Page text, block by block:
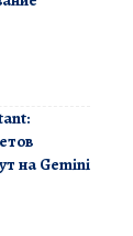
на Gemini